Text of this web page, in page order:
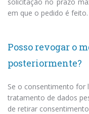
em que o pedido é feito.
Posso revogar o
posteriormente?
Se o consentimento for
tratamento de dados
de retirar